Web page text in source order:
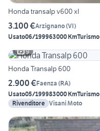
Honda transalp v600 xl
3.100 €Arzignano(VI)
Usato06/199963000 KmTurismo
9
Honda Transalp 600
2.900 €Faenza (RA)
Usato05/199983000 KmTurismo
Rivenditore Visani Moto